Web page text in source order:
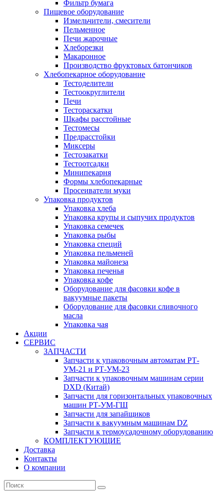
Фильтр бумага
Пищевое оборудование
Измельчители, смесители
Пельменное
Печи жарочные
Хлеборезки
Макаронное
Производство фруктовых батончиков
Хлебопекарное оборудование
Тестоделители
Тестоокруглители
Печи
Тестораскатки
Шкафы расстойные
Тестомесы
Предрасстойки
Миксеры
Тестозакатки
Тестоотсадки
Минипекарня
Формы хлебопекарные
Просеиватели муки
Упаковка продуктов
Упаковка хлеба
Упаковка крупы и сыпучих продуктов
Упаковка семечек
Упаковка рыбы
Упаковка специй
Упаковка пельменей
Упаковка майонеза
Упаковка печенья
Упаковка кофе
Оборудование для фасовки кофе в
вакуумные пакеты
Оборудование для фасовки сливочного
масла
Упаковка чая
Акции
СЕРВИС
ЗАПЧАСТИ
Запчасти к упаковочным автоматам РТ-
УМ-21 и РТ-УМ-23
Запчасти к упаковочным машинам серии
DXD (Китай)
Запчасти для горизонтальных упаковочных
машин РТ-УМ-ГШ
Запчасти для запайщиков
Запчасти к вакуумным машинам DZ
Запчасти к термоусадочному оборудованию
КОМПЛЕКТУЮЩИЕ
Доставка
Контакты
О компании